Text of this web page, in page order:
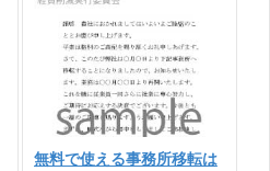
無料で使える事務所移転は